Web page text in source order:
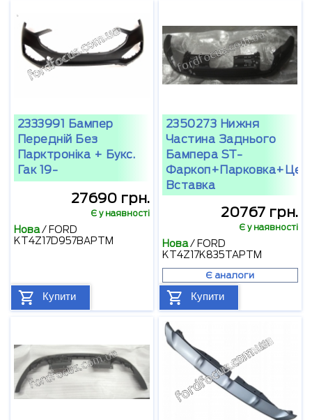
2333991 Бампер
Передній Без
Парктроніка + Букс.
Гак 19-
27690 грн.
Є у наявності
Нова/ FORD
KT4Z17D957BAPTM
Купити
2350273 Нижня
Частина Заднього
Бампера ST-
Вставка
20767 грн.
Є у наявності
Нова/ FORD
KT4Z17K835TAPTM
Є аналоги
Купити